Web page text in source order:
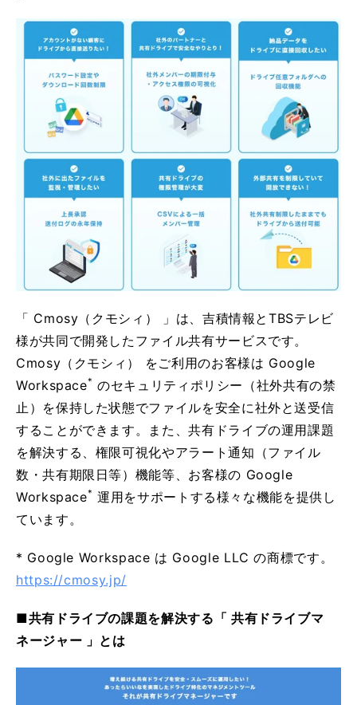
「 Cmosy（クモシィ） 」は、吉積情報とTBSテレビ
様が共同で開発したファイル共有サービスです。
Cmosy（クモシィ） をご利用のお客様は Google
Workspace* のセキュリティポリシー（社外共有の禁
止）を保持した状態でファイルを安全に社外と送受信
することができます。また、共有ドライブの運用課題
を解決する、権限可視化やアラート通知（ファイル
数・共有期限日等）機能等、お客様の Google
Workspace* 運用をサポートする様々な機能を提供し
ています。
* Google Workspace は Google LLC の商標です。
https://cmosy.jp/
■共有ドライブの課題を解決する「 共有ドライブマ
ネージャー 」とは